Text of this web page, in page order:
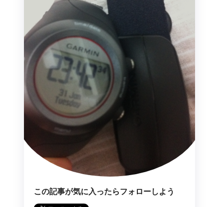
この記事が気に入ったらフォローしよう